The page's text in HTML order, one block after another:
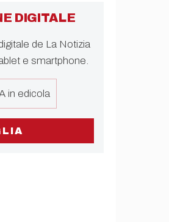
DIGITALE
de La Notizia
e smartphone.